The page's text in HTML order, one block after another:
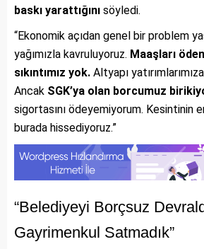
baskı yarattığını söyledi.
“Ekonomik açıdan genel bir problem
yağımızla kavruluyoruz. Maaşları
sıkıntımız yok. Altyapı
Ancak SGK’ya olan borcumuz
sigortasını ödeyemiyorum. Kesintinin
burada hissediyoruz.”
“Belediyeyi Borçsuz
Gayrimenkul Satmadık”